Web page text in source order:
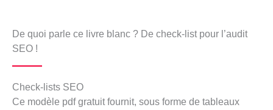
De quoi parle ce livre blanc ? De check-list pour l’audit
SEO !
Check-lists SEO
Ce modèle pdf gratuit fournit, sous forme de tableaux